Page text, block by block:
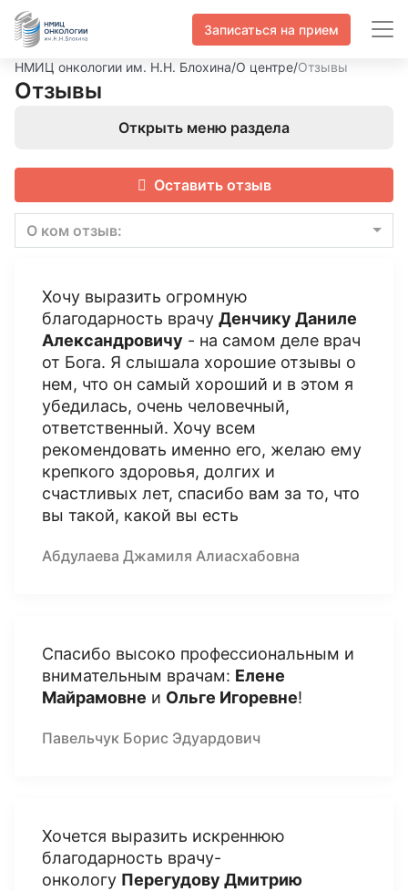
Записаться на прием
НМИЦ онкологии им. Н.Н. Блохина/О центре/Отзывы
Отзывы
Открыть меню раздела
Оставить отзыв
О ком отзыв:
Хочу выразить огромную
благодарность врачу Денчику Даниле
Александровичу - на самом деле врач
от Бога. Я слышала хорошие отзывы о
нем, что он самый хороший и в этом я
убедилась, очень человечный,
ответственный. Хочу всем
рекомендовать именно его, желаю ему
крепкого здоровья, долгих и
счастливых лет, спасибо вам за то, что
вы такой, какой вы есть
Абдулаева Джамиля Алиасхабовна
Спасибо высоко профессиональным и
внимательным врачам: Елене
Майрамовне и Ольге Игоревне!
Павельчук Борис Эдуардович
Хочется выразить искреннюю
благодарность врачу-
онкологу Перегудову Дмитрию